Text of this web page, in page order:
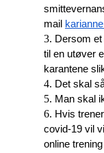
mail
Dersom
til en utøver
karantene
Det skal
Man skal
Hvis
covid-19 vil
online